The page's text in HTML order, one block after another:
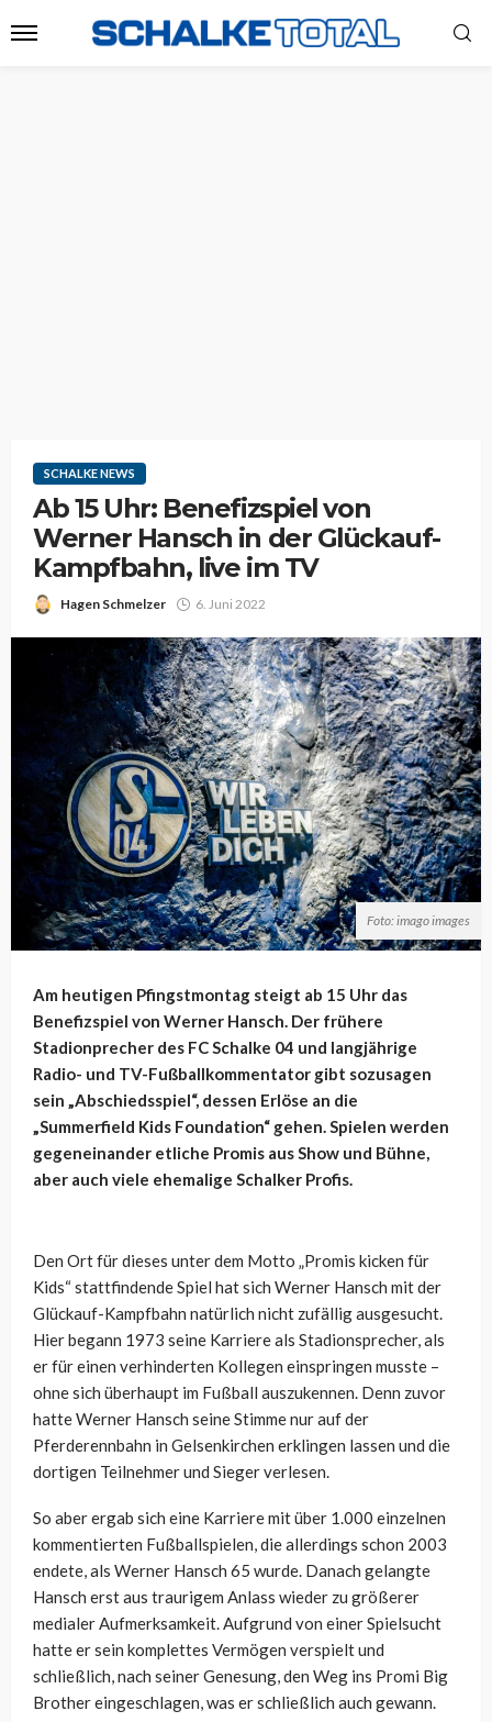
SCHALKE NEWS
Ab 15 Uhr: Benefizspiel von
Werner Hansch in der Glückauf-
Kampfbahn, live im TV
Hagen Schmelzer 6. Juni 2022
Foto: imago images
Am heutigen Pfingstmontag steigt ab 15 Uhr das
Benefizspiel von Werner Hansch. Der frühere
Stadionprecher des FC Schalke 04 und langjährige
Radio- und TV-Fußballkommentator gibt sozusagen
sein „Abschiedsspiel“, dessen Erlöse an die
„Summerfield Kids Foundation“ gehen. Spielen werden
gegeneinander etliche Promis aus Show und Bühne,
aber auch viele ehemalige Schalker Profis.
Den Ort für dieses unter dem Motto „Promis kicken für
Kids“ stattfindende Spiel hat sich Werner Hansch mit der
Glückauf-Kampfbahn natürlich nicht zufällig ausgesucht.
Hier begann 1973 seine Karriere als Stadionsprecher, als
er für einen verhinderten Kollegen einspringen musste –
ohne sich überhaupt im Fußball auszukennen. Denn zuvor
hatte Werner Hansch seine Stimme nur auf der
Pferderennbahn in Gelsenkirchen erklingen lassen und die
dortigen Teilnehmer und Sieger verlesen.
So aber ergab sich eine Karriere mit über 1.000 einzelnen
kommentierten Fußballspielen, die allerdings schon 2003
endete, als Werner Hansch 65 wurde. Danach gelangte
Hansch erst aus traurigem Anlass wieder zu größerer
medialer Aufmerksamkeit. Aufgrund von einer Spielsucht
hatte er sein komplettes Vermögen verspielt und
schließlich, nach seiner Genesung, den Weg ins Promi Big
Brother eingeschlagen, was er schließlich auch gewann.